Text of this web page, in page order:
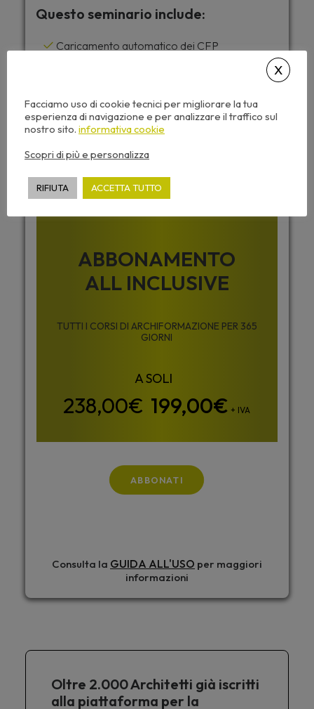
Questo seminario include:
Caricamento automatico dei CFP
Dispense corso e video sempre disponibili
Desideri accedere a tutti i corsi di
Archiformazione senza limiti ?
ABBONAMENTO
ALL INCLUSIVE
TUTTI I CORSI DI ARCHIFORMAZIONE PER 365
GIORNI
199,00€ + IVA
ABBONATI
Consulta la GUIDA ALL'USO per maggiori
informazioni
Oltre 2.000 Architetti già iscritti
alla piattaforma per la
Facciamo uso di cookie tecnici per migliorare la tua
esperienza di navigazione e per analizzare il traffico sul
nostro sito. informativa cookie
Scopri di più e personalizza
RIFIUTA ACCETTA TUTTO